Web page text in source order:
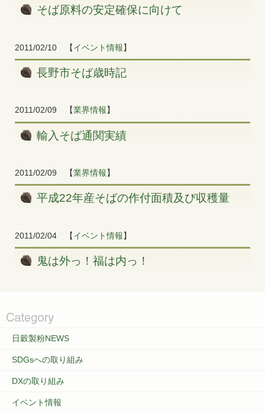
そば原料の安定確保に向けて
2011/02/10 【イベント情報】
長野市そば歳時記
2011/02/09 【業界情報】
輸入そば通関実績
2011/02/09 【業界情報】
平成22年産そばの作付面積及び収穫量
2011/02/04 【イベント情報】
鬼は外っ！福は内っ！
日穀製粉NEWS
SDGsへの取り組み
DXの取り組み
イベント情報